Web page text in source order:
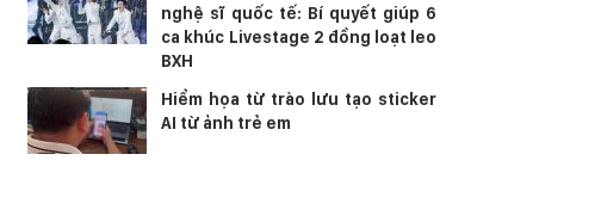
nghệ sĩ quốc tế: Bí quyết giúp 6
ca khúc Livestage 2 đồng loạt leo
BXH
Hiểm họa từ trào lưu tạo sticker
AI từ ảnh trẻ em